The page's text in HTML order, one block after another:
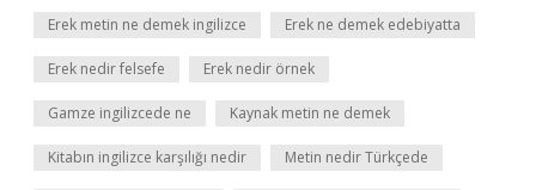
Erek metin ne demek ingilizce Erek ne demek edebiyatta
Erek nedir felsefe Erek nedir örnek
Gamze ingilizcede ne Kaynak metin ne demek
Kitabın ingilizce karşılığı nedir Metin nedir Türkçede